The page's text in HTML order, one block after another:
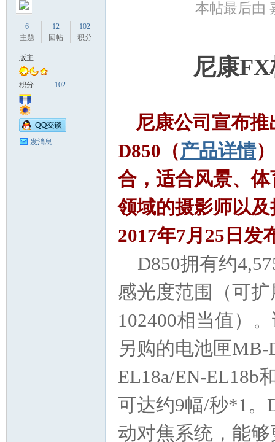
6
主题
12
回帖
102
积分
版主
积分 102
发消息
本帖最后由
尼康
尼康公司宣布
D850（产品详情
合，适合风景、
领域的摄影师以
2017年7月25日发
D850拥有约
感光度范围（可
102400相当值）
另购的电池匣
EL18a/EN-EL18b
可达约9幅/秒*1。
动对焦系统，能